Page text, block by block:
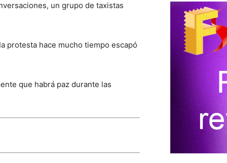
un grupo de taxistas
protesta hace mucho tiempo escapó
que habrá paz durante las